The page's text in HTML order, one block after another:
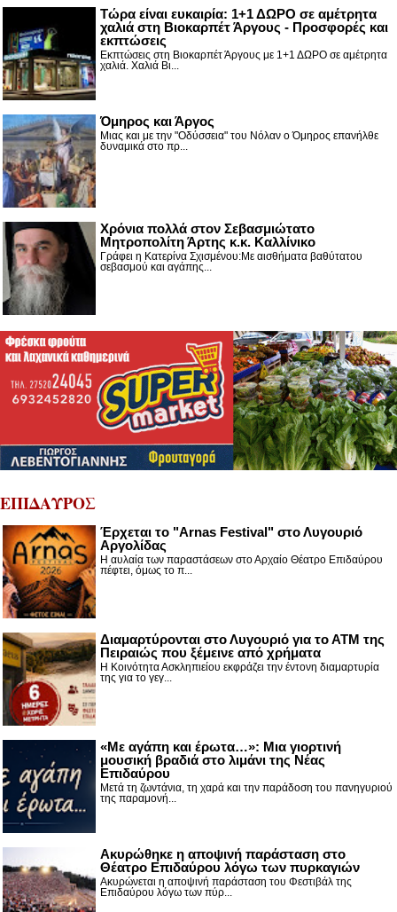
Τώρα είναι ευκαιρία: 1+1 ΔΩΡΟ σε αμέτρητα
χαλιά στη Βιοκαρπέτ Άργους - Προσφορές και
εκπτώσεις
Εκπτώσεις στη Βιοκαρπέτ Άργους με 1+1 ΔΩΡΟ σε αμέτρητα
χαλιά. Χαλιά Βι...
Όμηρος και Άργος
Μιας και με την "Οδύσσεια" του Νόλαν ο Όμηρος επανήλθε
δυναμικά στο πρ...
Χρόνια πολλά στον Σεβασμιώτατο
Μητροπολίτη Άρτης κ.κ. Καλλίνικο
Γράφει η Κατερίνα Σχισμένου:Με αισθήματα βαθύτατου
σεβασμού και αγάπης...
ΕΠΙΔΑΥΡΟΣ
Έρχεται το "Arnas Festival" στο Λυγουριό
Αργολίδας
Η αυλαία των παραστάσεων στο Αρχαίο Θέατρο Επιδαύρου
πέφτει, όμως το π...
Διαμαρτύρονται στο Λυγουριό για το ΑΤΜ της
Πειραιώς που ξέμεινε από χρήματα
Η Κοινότητα Ασκληπιείου εκφράζει την έντονη διαμαρτυρία
της για το γεγ...
«Με αγάπη και έρωτα…»: Μια γιορτινή
μουσική βραδιά στο λιμάνι της Νέας
Επιδαύρου
Μετά τη ζωντάνια, τη χαρά και την παράδοση του πανηγυριού
της παραμονή...
Ακυρώθηκε η αποψινή παράσταση στο
Θέατρο Επιδαύρου λόγω των πυρκαγιών
Ακυρώνεται η αποψινή παράσταση του Φεστιβάλ της
Επιδαύρου λόγω των πύρ...